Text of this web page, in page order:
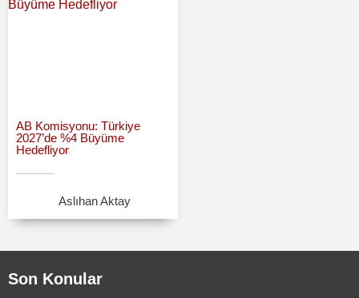
AB Komisyonu: Türkiye
2027’de %4 Büyüme
Hedefliyor
Aslıhan Aktay
Son Konular